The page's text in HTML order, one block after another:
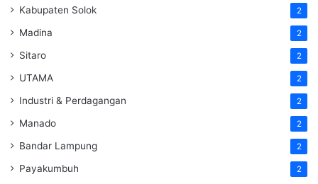
Kabupaten Solok 2
Madina 2
Sitaro 2
UTAMA 2
Industri & Perdagangan 2
Manado 2
Bandar Lampung 2
Payakumbuh 2